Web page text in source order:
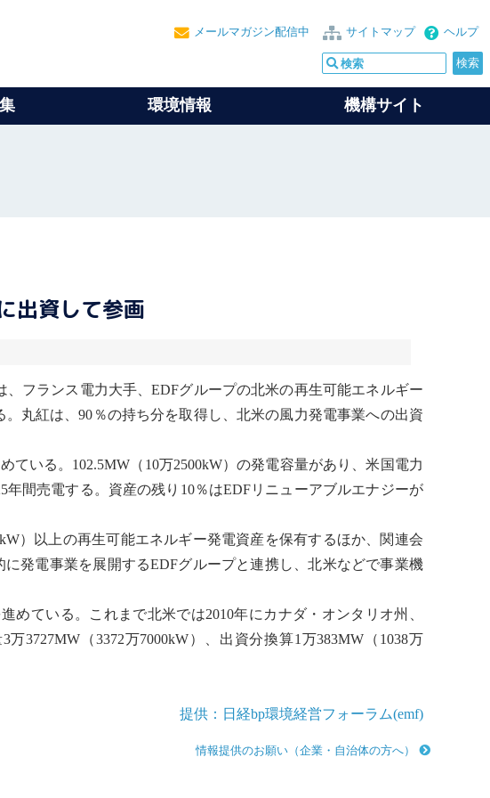
ヘルプ
サイトマップ
メールマガジン配信中
環境情報 機構サイト
出資して参画
フランス電力大手、EDFグループの北米の再生可能エネルギー
丸紅は、90％の持ち分を取得し、北米の風力発電事業への出資
いる。102.5MW（10万2500kW）の発電容量があり、米国電力
間売電する。資産の残り10％はEDFリニューアブルエナジーが
）以上の再生可能エネルギー発電資産を保有するほか、関連会
発電事業を展開するEDFグループと連携し、北米などで事業機
ている。これまで北米では2010年にカナダ・オンタリオ州、
3727MW（3372万7000kW）、出資分換算1万383MW（1038万
提供：日経bp環境経営フォーラム(emf)
情報提供のお願い（企業・自治体の方へ）